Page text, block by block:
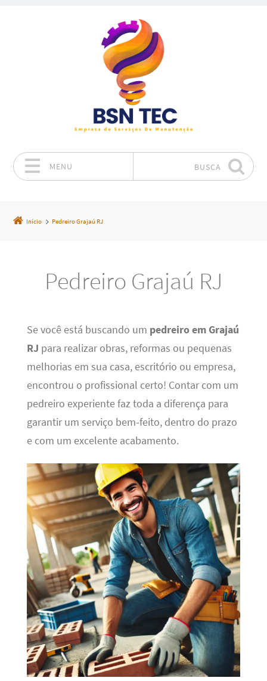
MENU BUSCA
Início Pedreiro Grajaú RJ
Pedreiro Grajaú RJ
Se você está buscando um pedreiro em Grajaú
RJ para realizar obras, reformas ou pequenas
melhorias em sua casa, escritório ou empresa,
encontrou o profissional certo! Contar com um
pedreiro experiente faz toda a diferença para
garantir um serviço bem-feito, dentro do prazo
e com um excelente acabamento.